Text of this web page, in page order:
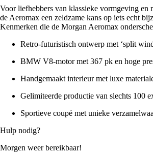
Voor liefhebbers van klassieke vormgeving en
de Aeromax een zeldzame kans op iets echt
Kenmerken die de Morgan Aeromax
Retro-futuristisch ontwerp met ‘split
BMW V8-motor met 367 pk en hoge
Handgemaakt interieur met luxe
Gelimiteerde productie van slechts 100
Sportieve coupé met unieke
Hulp nodig?
Morgen weer bereikbaar!